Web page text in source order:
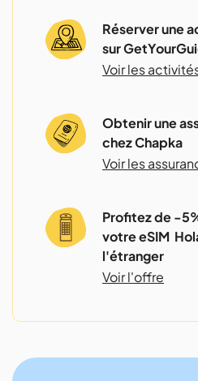
Réserver une
sur
Voir les
Obtenir une
chez Chapka
Voir les
Profitez de -
votre eSIM
l'étranger
Voir l'offre